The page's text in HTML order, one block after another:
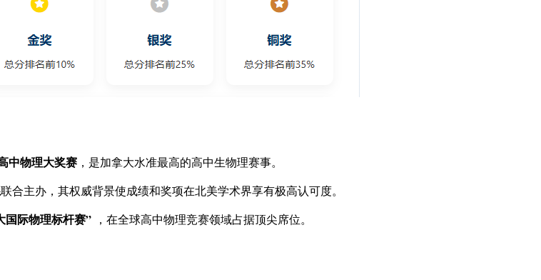
中物理大奖赛 ，是加拿大水准最高的高中生物理赛事。
联合主办，其权威背景使成绩和奖项在北美学术界享有极高认可度。
国际物理标杆赛” ，在全球高中物理竞赛领域占据顶尖席位。